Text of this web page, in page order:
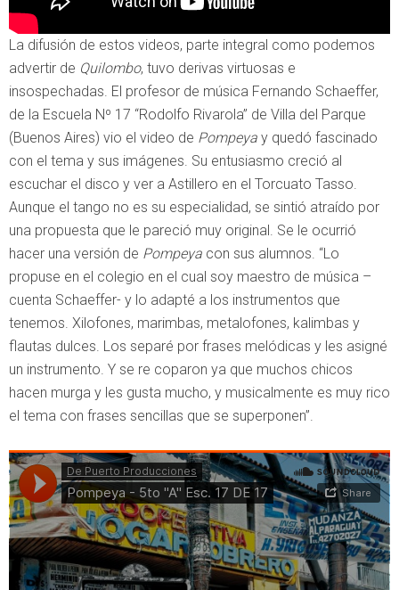
La difusión de estos videos, parte integral como podemos
advertir de Quilombo, tuvo derivas virtuosas e
insospechadas. El profesor de música Fernando Schaeffer,
de la Escuela Nº 17 “Rodolfo Rivarola” de Villa del Parque
(Buenos Aires) vio el video de Pompeya y quedó fascinado
con el tema y sus imágenes. Su entusiasmo creció al
escuchar el disco y ver a Astillero en el Torcuato Tasso.
Aunque el tango no es su especialidad, se sintió atraído por
una propuesta que le pareció muy original. Se le ocurrió
hacer una versión de Pompeya con sus alumnos. “Lo
propuse en el colegio en el cual soy maestro de música –
cuenta Schaeffer- y lo adapté a los instrumentos que
tenemos. Xilofones, marimbas, metalofones, kalimbas y
flautas dulces. Los separé por frases melódicas y les asigné
un instrumento. Y se re coparon ya que muchos chicos
hacen murga y les gusta mucho, y musicalmente es muy rico
el tema con frases sencillas que se superponen”.